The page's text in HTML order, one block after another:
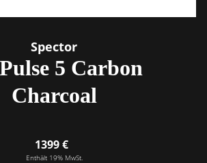
Spector
5 Carbon
Charcoal
1399 €
Enthält 19% MwSt.